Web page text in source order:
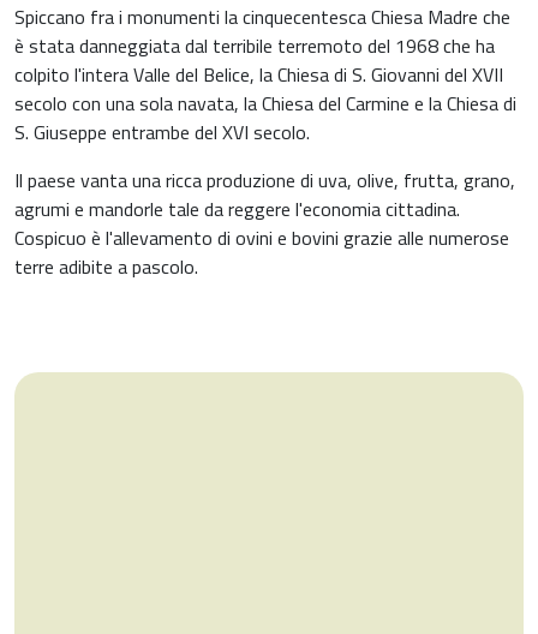
Spiccano fra i monumenti la cinquecentesca Chiesa Madre che
è stata danneggiata dal terribile terremoto del 1968 che ha
colpito l'intera Valle del Belice, la Chiesa di S. Giovanni del XVII
secolo con una sola navata, la Chiesa del Carmine e la Chiesa di
S. Giuseppe entrambe del XVI secolo.
Il paese vanta una ricca produzione di uva, olive, frutta, grano,
agrumi e mandorle tale da reggere l'economia cittadina.
Cospicuo è l'allevamento di ovini e bovini grazie alle numerose
terre adibite a pascolo.